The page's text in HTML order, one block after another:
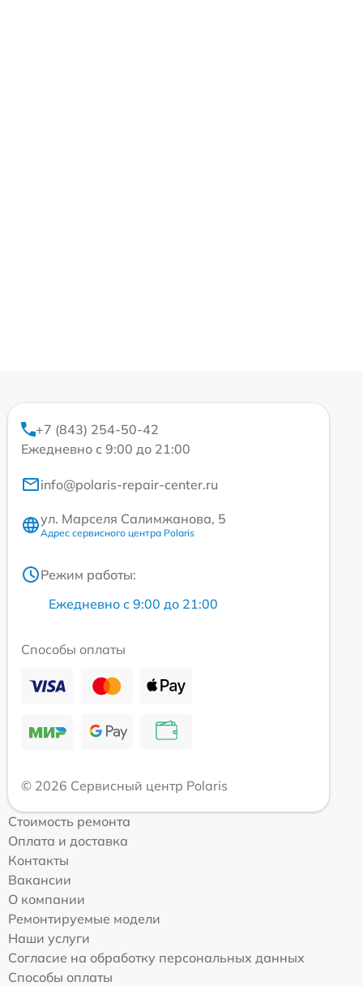
+7 (843) 254-50-42
Ежедневно с 9:00 до 21:00
info@polaris-repair-center.ru
ул. Марселя Салимжанова, 5
Адрес сервисного центра Polaris
Режим работы:
Ежедневно с 9:00 до 21:00
Способы оплаты
© 2026 Сервисный центр Polaris
Стоимость ремонта
Оплата и доставка
Контакты
Вакансии
О компании
Ремонтируемые модели
Наши услуги
Согласие на обработку персональных данных
Способы оплаты